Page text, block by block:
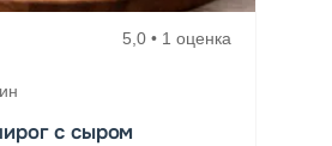
5,0 • 1 оценка
с сыром